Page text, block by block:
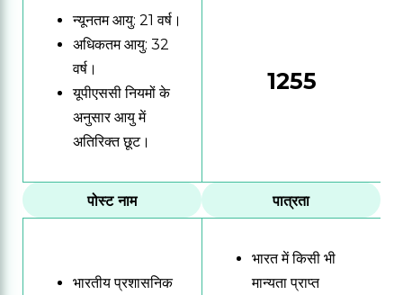
न्यूनतम आयु: 21 वर्ष।
अधिकतम आयु: 32
वर्ष।
यूपीएससी नियमों के
अनुसार आयु में
अतिरिक्त छूट।
1255
पोस्ट नाम पात्रता
भारतीय प्रशासनिक
भारत में किसी भी
मान्यता प्राप्त